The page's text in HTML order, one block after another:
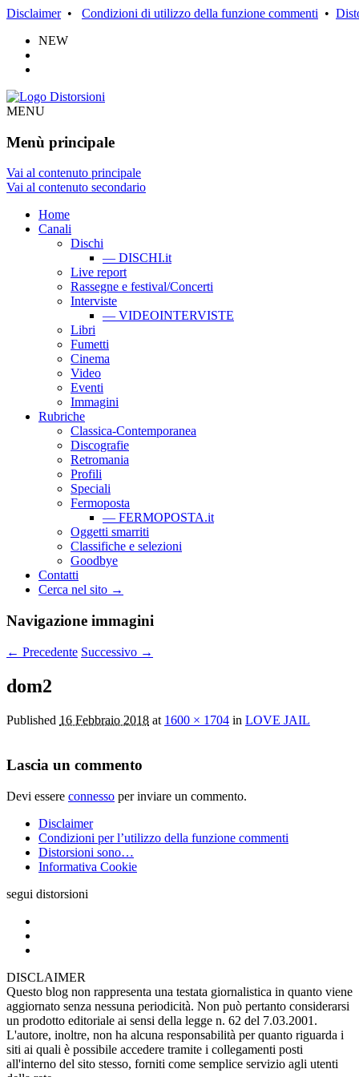
Disclaimer• Condizioni di utilizzo della funzione commenti •
NEW
MENU
Menù principale
Vai al contenuto principale
Vai al contenuto secondario
Home
Canali
Dischi
— DISCHI.it
Live report
Rassegne e festival/Concerti
Interviste
— VIDEOINTERVISTE
Libri
Fumetti
Cinema
Video
Eventi
Immagini
Rubriche
Classica-Contemporanea
Discografie
Retromania
Profili
Speciali
Fermoposta
— FERMOPOSTA.it
Oggetti smarriti
Classifiche e selezioni
Goodbye
Contatti
Cerca nel sito →
Navigazione immagini
← Precedente Successivo →
dom2
Published 16 Febbraio 2018 at 1600 × 1704 in LOVE JAIL
Lascia un commento
Devi essere connesso per inviare un commento.
Disclaimer
Condizioni per l’utilizzo della funzione commenti
Distorsioni sono…
Informativa Cookie
segui distorsioni
DISCLAIMER
Questo blog non rappresenta una testata giornalistica in quanto viene
aggiornato senza nessuna periodicità. Non può pertanto considerarsi
un prodotto editoriale ai sensi della legge n. 62 del 7.03.2001.
L'autore, inoltre, non ha alcuna responsabilità per quanto riguarda i
siti ai quali è possibile accedere tramite i collegamenti posti
all'interno del sito stesso, forniti come semplice servizio agli utenti